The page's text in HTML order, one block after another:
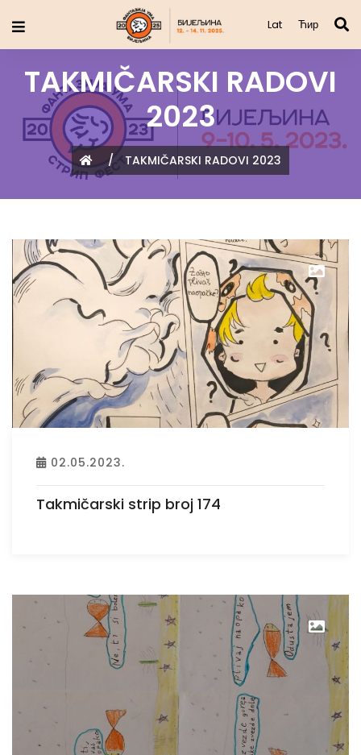
Lat Ћир
TAKMIČARSKI RADOVI
2023
/ TAKMIČARSKI RADOVI 2023
02.05.2023.
Takmičarski strip broj 174